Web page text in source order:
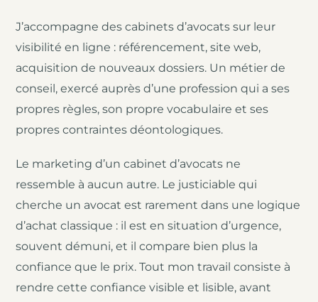
J’accompagne des cabinets d’avocats sur leur
visibilité en ligne : référencement, site web,
acquisition de nouveaux dossiers. Un métier de
conseil, exercé auprès d’une profession qui a ses
propres règles, son propre vocabulaire et ses
propres contraintes déontologiques.
Le marketing d’un cabinet d’avocats ne
ressemble à aucun autre. Le justiciable qui
cherche un avocat est rarement dans une logique
d’achat classique : il est en situation d’urgence,
souvent démuni, et il compare bien plus la
confiance que le prix. Tout mon travail consiste à
rendre cette confiance visible et lisible, avant